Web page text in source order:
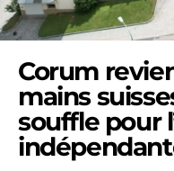
Corum
mains
souffle pour